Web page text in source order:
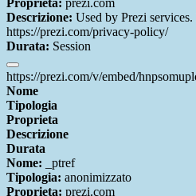
Proprieta: prezi.com
Descrizione: Used by Prezi services.
https://prezi.com/privacy-policy/
Durata: Session
https://prezi.com/v/embed/
Nome
Tipologia
Proprieta
Descrizione
Durata
Nome: _ptref
Tipologia: anonimizzato
Proprieta: prezi.com